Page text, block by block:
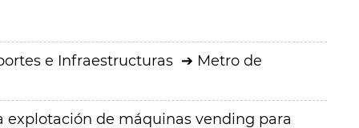
e Infraestructuras Metro de
explotación de máquinas vending para